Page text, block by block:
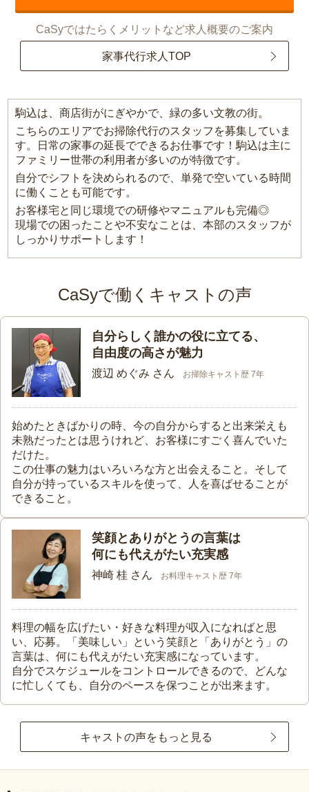
CaSyではたらくメリットなど求人概要のご案内
家事代行求人TOP
駒込は、商店街がにぎやかで、緑の多い文教の街。
こちらのエリアでお掃除代行のスタッフを募集していま
す。日常の家事の延長でできるお仕事です！駒込は主に
ファミリー世帯の利用者が多いのが特徴です。
自分でシフトを決められるので、単発で空いている時間
に働くことも可能です。
お客様宅と同じ環境での研修やマニュアルも完備◎
現場での困ったことや不安なことは、本部のスタッフが
しっかりサポートします！
CaSyで働くキャストの声
自分らしく誰かの役に立てる、
自由度の高さが魅力
渡辺 めぐみ さん お掃除キャスト歴 7年
始めたときばかりの時、今の自分からすると出来栄えも
未熟だったとは思うけれど、お客様にすごく喜んでいた
だけた。
この仕事の魅力はいろいろな方と出会えること。そして
自分が持っているスキルを使って、人を喜ばせることが
できること。
笑顔とありがとうの言葉は
何にも代えがたい充実感
神崎 桂 さん お料理キャスト歴 7年
料理の幅を広げたい・好きな料理が収入になればと思
い、応募。「美味しい」という笑顔と「ありがとう」の
言葉は、何にも代えがたい充実感になっています。
自分でスケジュールをコントロールできるので、どんな
に忙しくても、自分のペースを保つことが出来ます。
キャストの声をもっと見る